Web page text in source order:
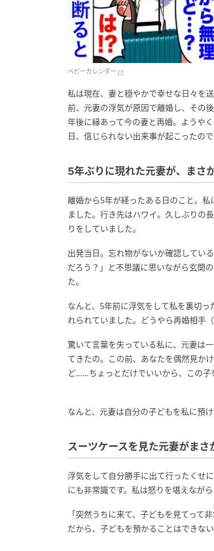
ベビーカレンダー
私は現在、妻と穏やかで幸せな日々を
前、元妻の浮気が原因で離婚し、その
年後に縁あって今の妻と再婚。ようや
日、信じられない出来事が起こったので
5年ぶりに現れた元妻が、まさ
離婚から5年が経ったある日のこと。
ました。行き先はハワイ。久しぶりの
りをしていました。
出発当日。忘れ物がないか確認してい
だろう？」と不思議に思いながら玄関
た。
なんと、5年前に浮気をして私を裏切
れられていました。どうやら再婚相手
驚いて言葉を失っている私に、元妻は
てきたの。この前、あなたを偶然見か
ど……ちょっとだけでいいから、この子
なんと、元妻は自分の子どもを私に預
スーツケースを見た元妻がまさ
浮気をして自分勝手に出て行ったくせ
にも非常識です。私は怒りを堪えなが
「突然うちに来て、子どもを見てって
だから、子どもを預かることはできない